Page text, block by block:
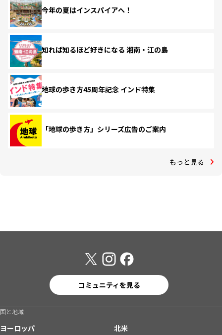
今年の夏はインスパイアへ！
知れば知るほど好きになる 湘南・江の島
地球の歩き方45周年記念 インド特集
「地球の歩き方」シリーズ広告のご案内
もっと見る
コミュニティを見る
国と地域
ヨーロッパ
北米